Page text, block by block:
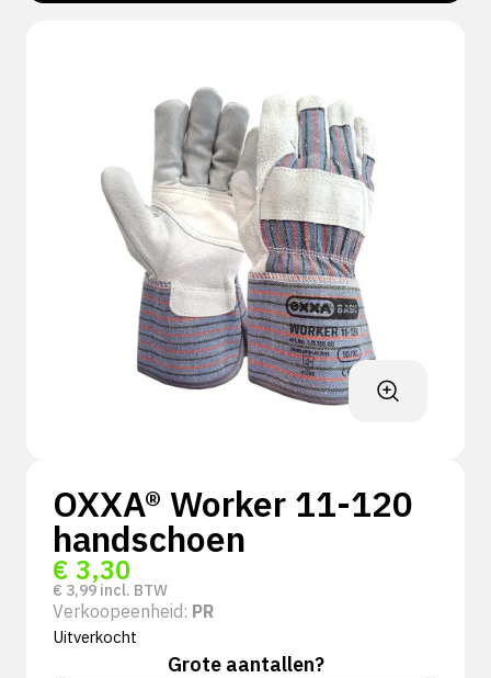
OXXA® Worker 11-120
handschoen
€ 3,30
€ 3,99 incl. BTW
Verkoopeenheid: PR
Uitverkocht
Grote aantallen?